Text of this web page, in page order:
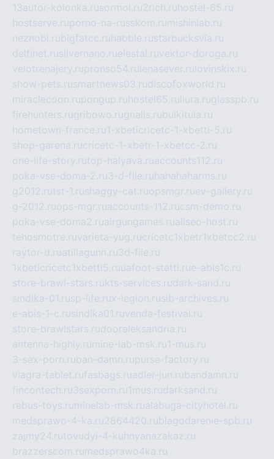
13autor-kolonka.rusormol.ru2rich.ru hostel-65.ru
hostserve.ruporno-na-russkom.ru mishinlab.ru
neznobi.rubigfatcc.ru habble.rustarbucksvia.ru
delfinet.rusilvernano.ruelestal.ruvektor-doroga.ru
velotrenajery.rupronso54.ru lenasever.ru lovinskix.ru
show-pets.rusmartnews03.rudiscofoxworld.ru
miraclecoon.rupongup.ru hostel65.ru liura.ruglasspb.ru
firehunters.rugribowo.rugnalis.rubulkitula.ru
hometown-france.ru1-xbeticricetc-1-xbetti-5.ru
shop-garena.rucricetc-1-xbetr-1-xbetcc-2.ru
one-life-story.rutop-halyava.ruaccounts112.ru
poka-vse-doma-2.ru3-d-file.ru hahahaharms.ru
g2012.rutst-1.rushaggy-cat.ruopsmgr.ruev-gallery.ru
g-2012.ruops-mgr.ruaccounts-112.rucsm-demo.ru
poka-vse-doma2.ruairgungames.ruallseo-host.ru
tehosmotre.ruvarieta-yug.rucricetc1xbetr1xbetcc2.ru
raytor-d.ruatillagunn.ru3d-file.ru
1xbeticricetc1xbetti5.ruuafoot-statti.rue-abis1c.ru
store-brawl-stars.rukts-services.rudark-sand.ru
sindika-01.rusp-life.rux-legion.rusib-archives.ru
e-abis-1-c.rusindika01.ruvenda-festival.ru
store-brawlstars.rudooraleksandria.ru
antenna-highly.ru mine-lab-msk.ru1-mus.ru
3-sex-porn.ruban-damn.rupurse-factory.ru
viagra-tablet.rufasbags.ruadler-jun.rubandamn.ru
fincontech.ru3sexporn.ru1mus.rudarksand.ru
rebus-toys.ru minelab-msk.rualabuga-cityhotel.ru
medsprawo-4-ka.ru2864420.rublagodarenie-spb.ru
zajmy24.rutovudyi-4-kuhnyanazakaz.ru
brazzerscom.ru medsprawo4ka.ru